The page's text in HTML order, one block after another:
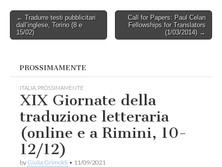
Post
navigation
← Tradurre testi pubblicitari
dall’inglese, Torino (8 e
15/02)
Call for Papers: Paul Celan
Fellowships for Translators
(1/03/2014) →
PROSSIMAMENTE
ITALIA PROSSIMAMENTE
XIX Giornate della
traduzione letteraria
(online e a Rimini, 10-
12/12)
by Giulia Grimoldi • 11/09/2021